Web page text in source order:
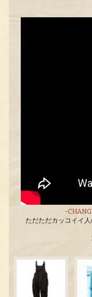
-
ただただカッコイイ